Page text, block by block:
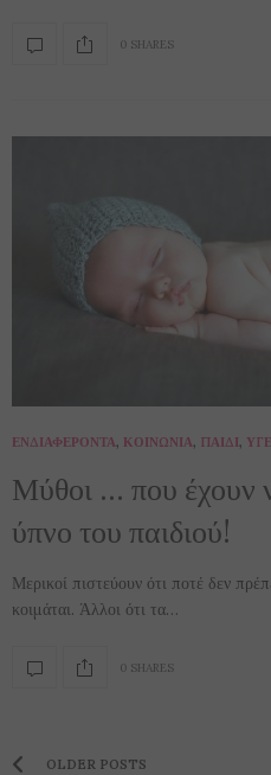
0 SHARES
ΕΝΔΙΑΦΈΡΟΝΤΑ, ΚΟΙΝΩΝΊΑ, ΠΑΙΔΊ,
Μύθοι … που έχουν
ύπνο του παιδιού!
Μερικοί πιστεύουν ότι ποτέ δεν
κοιμάται. Άλλοι ότι τα…
0 SHARES
OLDER POSTS